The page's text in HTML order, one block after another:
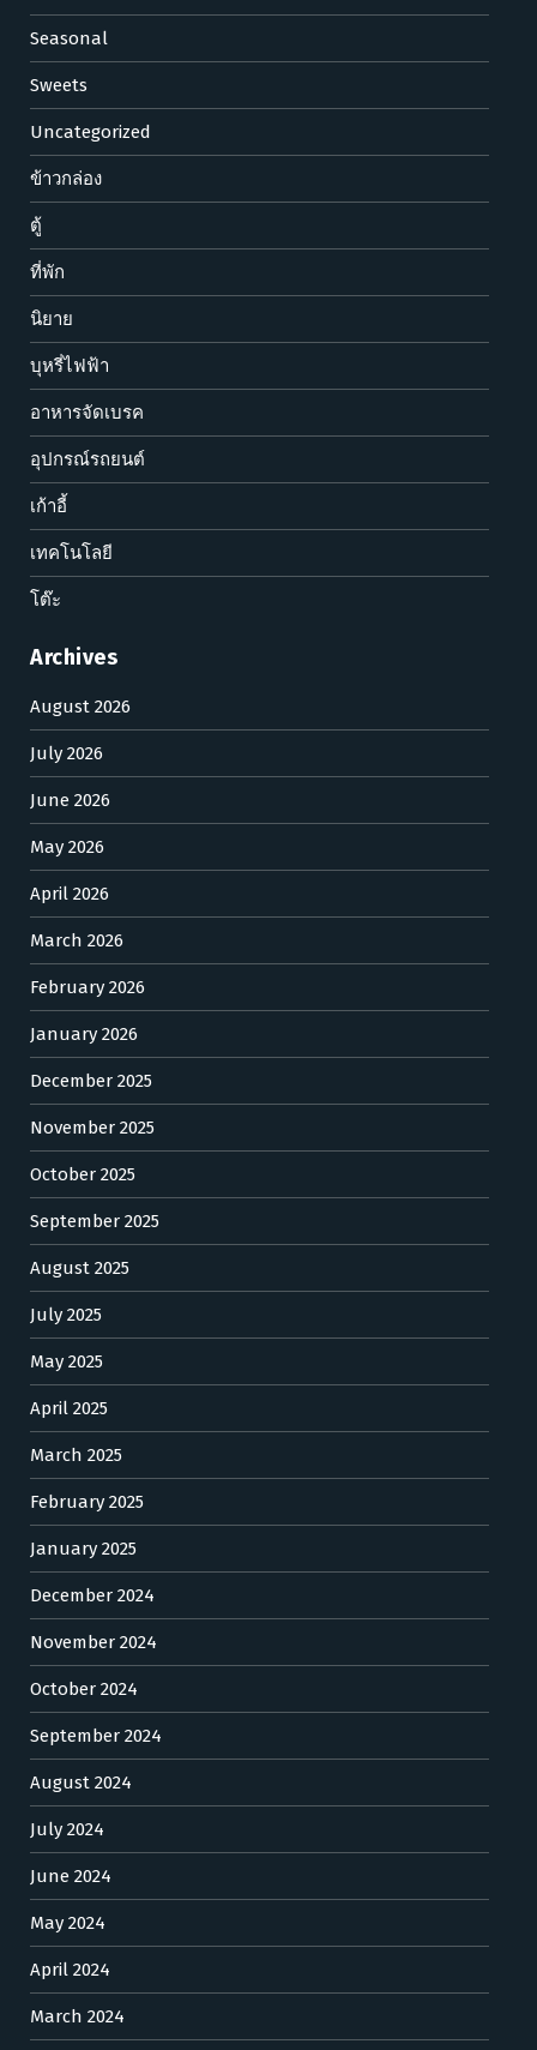
Seasonal
Sweets
Uncategorized
ข้าวกล่อง
ตู้
ที่พัก
นิยาย
บุหรี่ไฟฟ้า
อาหารจัดเบรค
อุปกรณ์รถยนต์
เก้าอี้
เทคโนโลยี
โต๊ะ
Archives
August 2026
July 2026
June 2026
May 2026
April 2026
March 2026
February 2026
January 2026
December 2025
November 2025
October 2025
September 2025
August 2025
July 2025
May 2025
April 2025
March 2025
February 2025
January 2025
December 2024
November 2024
October 2024
September 2024
August 2024
July 2024
June 2024
May 2024
April 2024
March 2024